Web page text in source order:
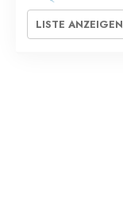
LISTE ANZEIGEN